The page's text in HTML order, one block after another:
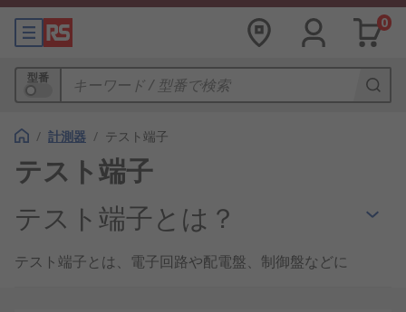
0
型番
/ 計測器 / テスト端子
テスト端子
テスト端子とは？
テスト端子とは、電子回路や配電盤、制御盤などに